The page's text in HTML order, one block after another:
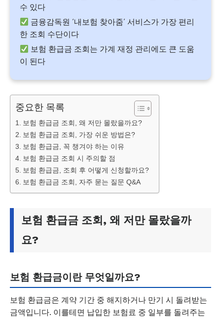
수 있다
금융감독원 ‘내보험 찾아줌’ 서비스가 가장 편리
한 조회 수단이다
보험 환급금 조회는 가계 재정 관리에도 큰 도움
이 된다
중요한 목록
보험 환급금 조회, 왜 저만 몰랐을까요?
보험 환급금 조회, 가장 쉬운 방법은?
보험 환급금, 꼭 챙겨야 하는 이유
보험 환급금 조회 시 주의할 점
보험 환급금, 조회 후 어떻게 신청할까요?
보험 환급금 조회, 자주 묻는 질문 Q&A
보험 환급금 조회, 왜 저만 몰랐을까
요?
보험 환급금이란 무엇일까요?
보험 환급금은 계약 기간 중 해지하거나 만기 시 돌려받는
금액입니다. 이를테면 납입한 보험료 중 일부를 돌려주는